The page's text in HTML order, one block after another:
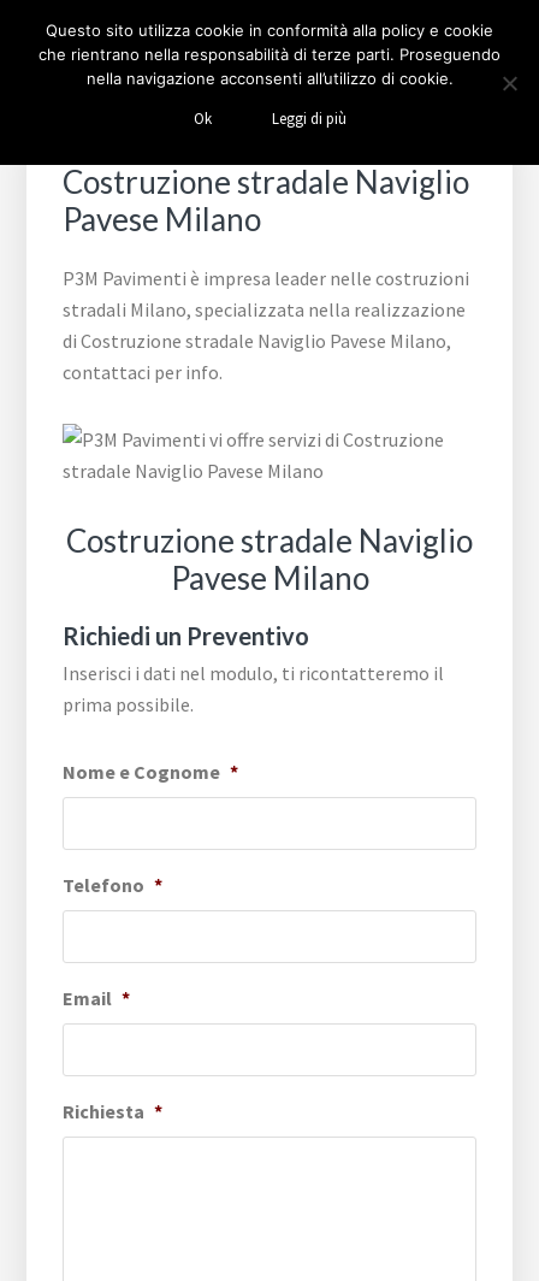
navigazioneCOSTRUZIONI STRADALI
MILANO
Impresa leader nelle costruzioni stradali Milano
Costruzione stradale Naviglio
Pavese Milano
P3M Pavimenti è impresa leader nelle costruzioni
stradali Milano, specializzata nella realizzazione
di Costruzione stradale Naviglio Pavese Milano,
contattaci per info.
Costruzione stradale Naviglio
Pavese Milano
Richiedi un Preventivo
Inserisci i dati nel modulo, ti ricontatteremo il
prima possibile.
Nome e Cognome *
Telefono *
Email *
Richiesta *
Questo sito utilizza cookie in conformità alla policy e cookie
che rientrano nella responsabilità di terze parti. Proseguendo
nella navigazione acconsenti all’utilizzo di cookie.
Ok Leggi di più